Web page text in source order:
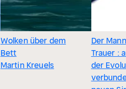
Wolken über dem
Bett
Martin Kreuels
Der
Trauer :
der